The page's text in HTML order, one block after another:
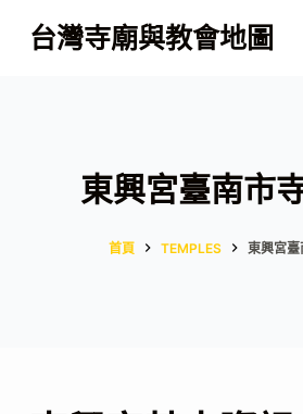
跳
至
台灣寺廟與教會地圖
東興宮臺南市
首頁 TEMPLES 東興宮